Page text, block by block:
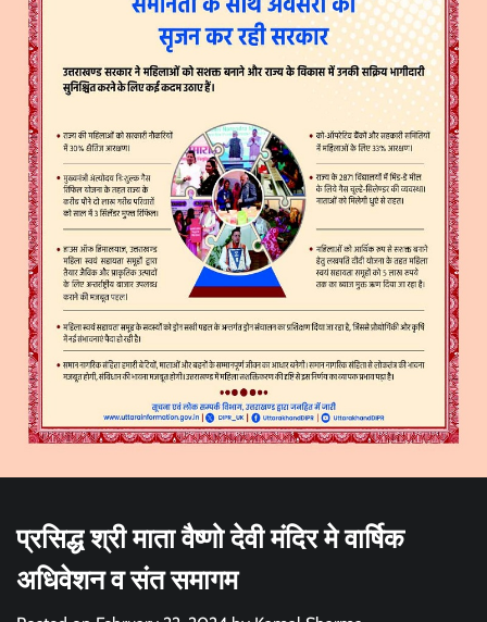
प्रसिद्ध श्री माता वैष्णो देवी मंदिर मे वार्षिक
अधिवेशन व संत समागम